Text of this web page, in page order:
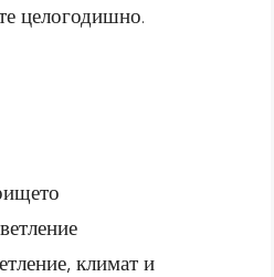
целогодишно.
климат и